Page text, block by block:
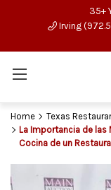
35+
Irving
Home
Texas
La Importancia de las
Cocina de un